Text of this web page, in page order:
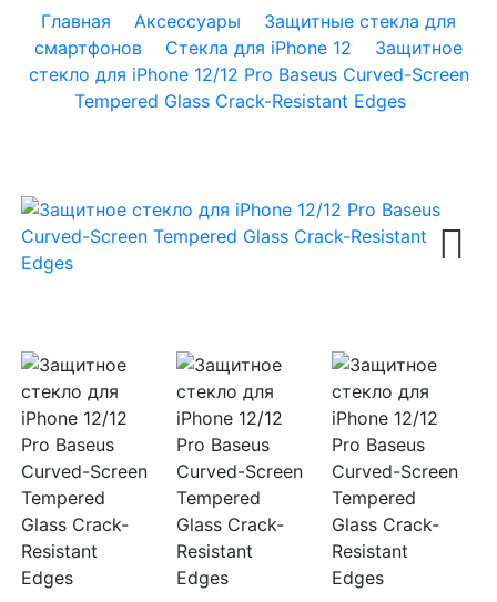
Главная Аксессуары
Защитные стекла для
смартфонов
Стекла для iPhone 12
Защитное
стекло для iPhone 12/12 Pro Baseus Curved-Screen
Tempered Glass Crack-Resistant Edges